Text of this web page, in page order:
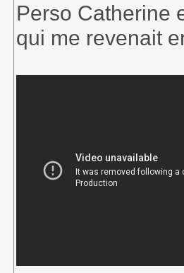
Perso Catherine
qui me revenait